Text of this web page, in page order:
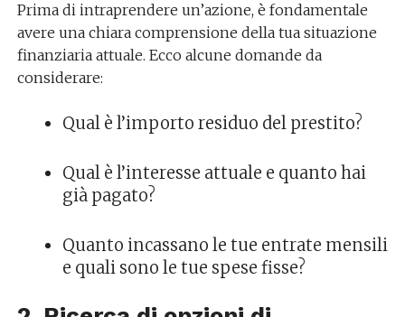
Prima di intraprendere un’azione, è fondamentale
avere una chiara comprensione della tua situazione
finanziaria attuale. Ecco alcune domande da
considerare:
Qual è l’importo residuo del prestito?
Qual è l’interesse attuale e quanto hai
già pagato?
Quanto incassano le tue entrate mensili
e quali sono le tue spese fisse?